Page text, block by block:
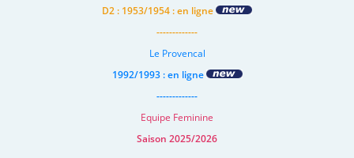
D2 : 1953/1954 : en ligne
-------------
Le Provencal
1992/1993 : en ligne
-------------
Equipe Feminine
Saison 2025/2026